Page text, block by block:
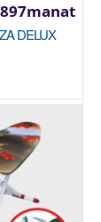
MM680
ütü park
DELUX
897manat